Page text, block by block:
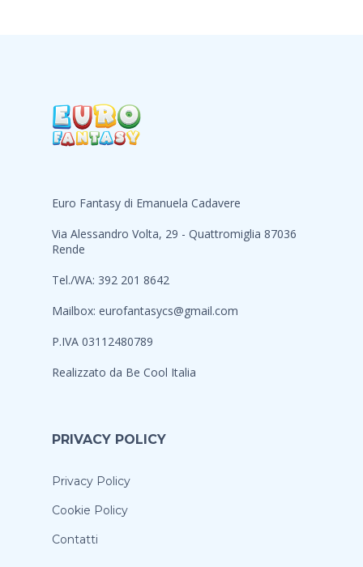
Euro Fantasy di Emanuela Cadavere
Via Alessandro Volta, 29 - Quattromiglia 87036
Rende
Tel./WA: 392 201 8642
Mailbox: eurofantasycs@gmail.com
P.IVA 03112480789
Realizzato da Be Cool Italia
PRIVACY POLICY
Privacy Policy
Cookie Policy
Contatti